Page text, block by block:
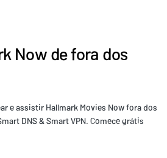
Now de fora dos
e assistir Hallmark Movies Now fora dos
DNS & Smart VPN. Comece grátis